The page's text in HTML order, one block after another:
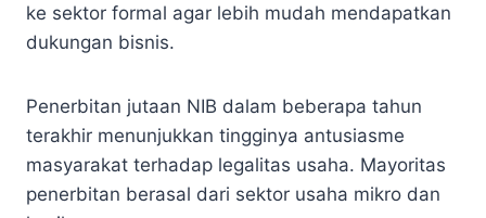
ke sektor formal agar lebih mudah mendapatkan
dukungan bisnis.
Penerbitan jutaan NIB dalam beberapa tahun
terakhir menunjukkan tingginya antusiasme
masyarakat terhadap legalitas usaha. Mayoritas
penerbitan berasal dari sektor usaha mikro dan